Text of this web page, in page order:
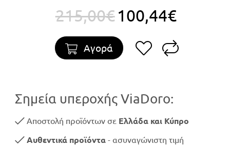
215,00€100,44€
Αγορά
Σημεία υπεροχής ViaDoro:
Αποστολή προϊόντων σε Ελλάδα και Κύπρο
Αυθεντικά προϊόντα - ασυναγώνιστη τιμή